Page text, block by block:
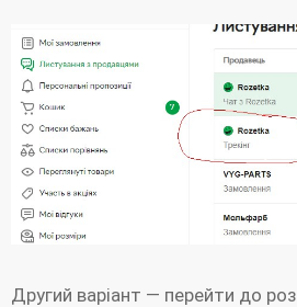
Другий варіант — перейти до